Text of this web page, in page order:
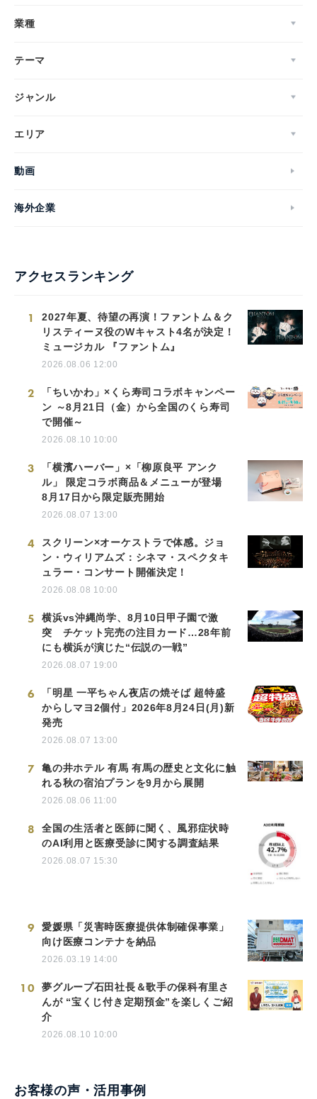
業種
テーマ
ジャンル
エリア
動画
海外企業
アクセスランキング
1
2027年夏、待望の再演！ファントム＆ク
リスティーヌ役のWキャスト4名が決定！
ミュージカル 『ファントム』
2026.08.06 12:00
2
「ちいかわ」×くら寿司コラボキャンペー
ン ～8月21日（金）から全国のくら寿司
で開催～
2026.08.10 10:00
3
「横濱ハーバー」×「柳原良平 アンク
ル」 限定コラボ商品＆メニューが登場
8月17日から限定販売開始
2026.08.07 13:00
4
スクリーン×オーケストラで体感。ジョ
ン・ウィリアムズ：シネマ・スペクタキ
ュラー・コンサート開催決定！
2026.08.08 10:00
5
横浜vs沖縄尚学、8月10日甲子園で激
突 チケット完売の注目カード…28年前
にも横浜が演じた“伝説の一戦”
2026.08.07 19:00
6
「明星 一平ちゃん夜店の焼そば 超特盛
からしマヨ2個付」2026年8月24日(月)新
発売
2026.08.07 13:00
7
亀の井ホテル 有馬 有馬の歴史と文化に触
れる秋の宿泊プランを9月から展開
2026.08.06 11:00
8
全国の生活者と医師に聞く、風邪症状時
のAI利用と医療受診に関する調査結果
2026.08.07 15:30
9
愛媛県「災害時医療提供体制確保事業」
向け医療コンテナを納品
2026.03.19 14:00
10
夢グループ石田社長＆歌手の保科有里さ
んが “宝くじ付き定期預金”を楽しくご紹
介
2026.08.10 10:00
お客様の声・活用事例